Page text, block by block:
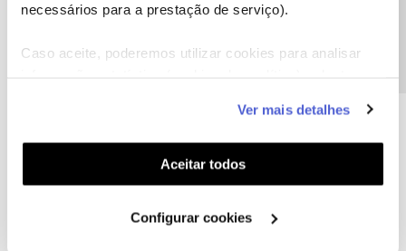
necessários para a prestação de serviço).
Caso aceite, poderemos utilizar cookies para analisar
funcionalidades (cookies de personalização e
funcionalidade) e adaptar anúncios aos seus interesses
(cookies de publicidade personalizada). Pode gerir a
utilização dos cookies clicando em "Configurar
Ver mais detalhes
Aceitar todos
Configurar cookies
A poupança que COMBINA